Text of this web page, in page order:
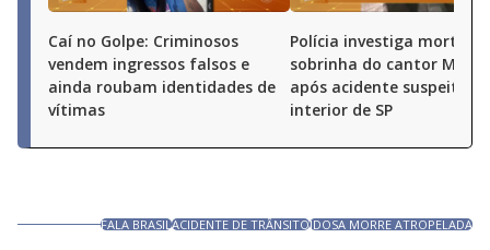
Caí no Golpe: Criminosos
vendem ingressos falsos e
ainda roubam identidades de
vítimas
Polícia investiga morte de
sobrinha do cantor
após acidente suspeito
interior de SP
FALA BRASILACIDENTE DE TRÂNSITOIDOSA MORRE ATROPELADA